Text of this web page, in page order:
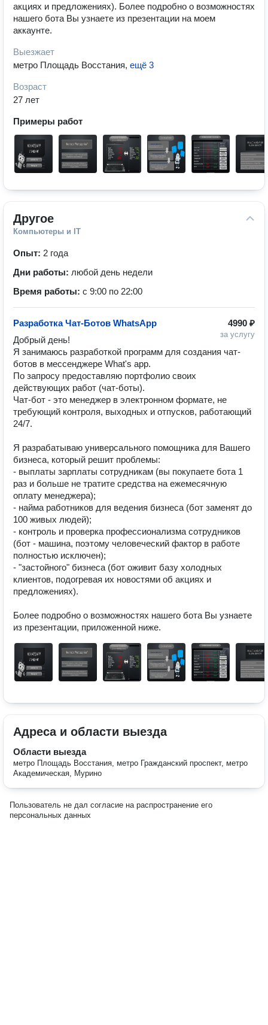
акциях и предложениях). Более подробно о возможностях
нашего бота Вы узнаете из презентации на моем
аккаунте.
Выезжает
метро Площадь Восстания, ещё 3
Возраст
27 лет
Примеры работ
Другое
Компьютеры и IT
Опыт: 2 года
Дни работы: любой день недели
Время работы: с 9:00 по 22:00
4990 ₽
за услугу
Разработка Чат-Ботов WhatsApp
Добрый день!
Я занимаюсь разработкой программ для создания чат-
ботов в мессенджере What's app.
По запросу предоставляю портфолио своих
действующих работ (чат-боты).
Чат-бот - это менеджер в электронном формате, не
требующий контроля, выходных и отпусков, работающий
24/7.
Я разрабатываю универсального помощника для Вашего
бизнеса, который решит проблемы:
- выплаты зарплаты сотрудникам (вы покупаете бота 1
раз и больше не тратите средства на ежемесячную
оплату менеджера);
- найма работников для ведения бизнеса (бот заменят до
100 живых людей);
- контроль и проверка профессионализма сотрудников
(бот - машина, поэтому человеческий фактор в работе
полностью исключен);
- "застойного" бизнеса (бот оживит базу холодных
клиентов, подогревая их новостями об акциях и
предложениях).
Более подробно о возможностях нашего бота Вы узнаете
из презентации, приложенной ниже.
Адреса и области выезда
Области выезда
метро Площадь Восстания, метро Гражданский проспект, метро
Академическая, Мурино
Пользователь не дал согласие на распространение его
персональных данных